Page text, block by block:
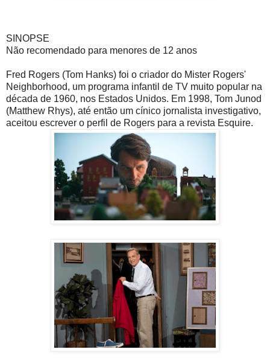
SINOPSE
Não recomendado para menores de 12 anos
Fred Rogers (Tom Hanks) foi o criador do Mister Rogers'
Neighborhood, um programa infantil de TV muito popular na
década de 1960, nos Estados Unidos. Em 1998, Tom Junod
(Matthew Rhys), até então um cínico jornalista investigativo,
aceitou escrever o perfil de Rogers para a revista Esquire.